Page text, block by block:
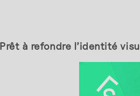
Prêt à refondre l’identité